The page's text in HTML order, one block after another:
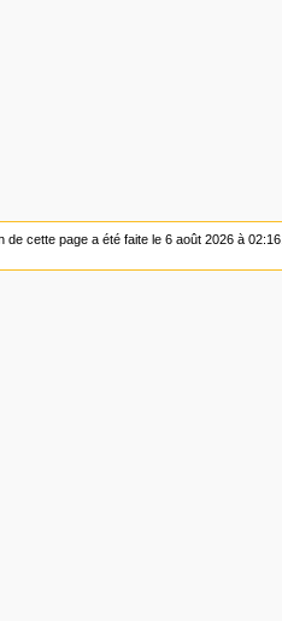
de cette page a été faite le 6 août 2026 à 02:16.